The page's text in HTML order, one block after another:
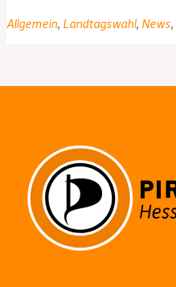
Verfassungsbeschwerde
Allgemein, Landtagswahl, News,